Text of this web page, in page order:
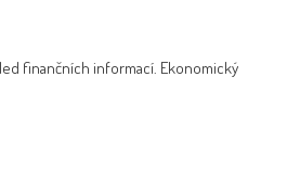
finančních informací. Ekonomický